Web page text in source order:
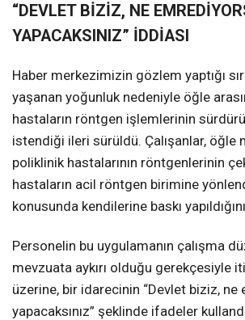
“DEVLET BİZİZ, NE
YAPACAKSINIZ” İDDİASI
Haber merkezimizin gözlem yaptığı
yaşanan yoğunluk nedeniyle öğle
hastaların röntgen işlemlerinin
istendiği ileri sürüldü. Çalışanlar, öğle
poliklinik hastalarının röntgenlerinin
hastaların acil röntgen birimine
konusunda kendilerine baskı
Personelin bu uygulamanın çalışma
mevzuata aykırı olduğu gerekçesiyle
üzerine, bir idarecinin “Devlet biziz,
yapacaksınız” şeklinde ifadeler